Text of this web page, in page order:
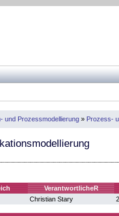
und Prozessmodellierung » Prozess-
VerantwortlicheR
Christian Stary